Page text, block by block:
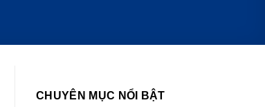
CHUYÊN MỤC NỔI BẬT